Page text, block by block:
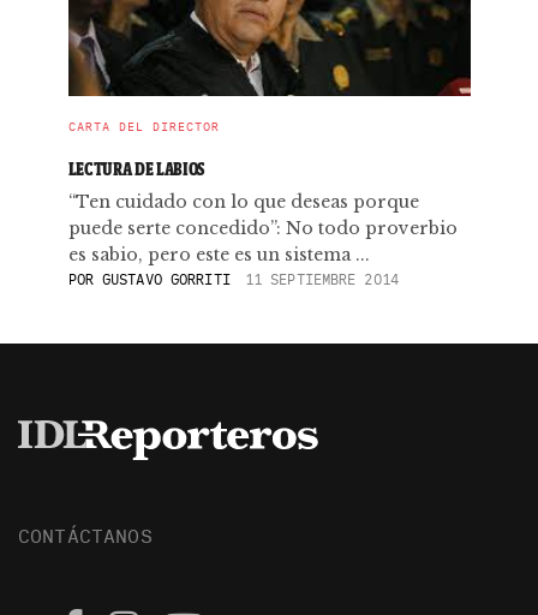
CARTA DEL DIRECTOR
LECTURA DE LABIOS
“Ten cuidado con lo que deseas porque
puede serte concedido”: No todo proverbio
es sabio, pero este es un sistema ...
POR GUSTAVO GORRITI 11 SEPTIEMBRE 2014
CONTÁCTANOS